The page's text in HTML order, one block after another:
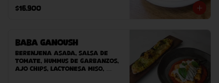
mostaza balsámica Roberta,
acompañado de nuestro pan
$16.900
Baba Ganoush
Berenjena asada, Salsa de
tomate, hummus de garbanzos,
ajo chips, lactonesa miso,